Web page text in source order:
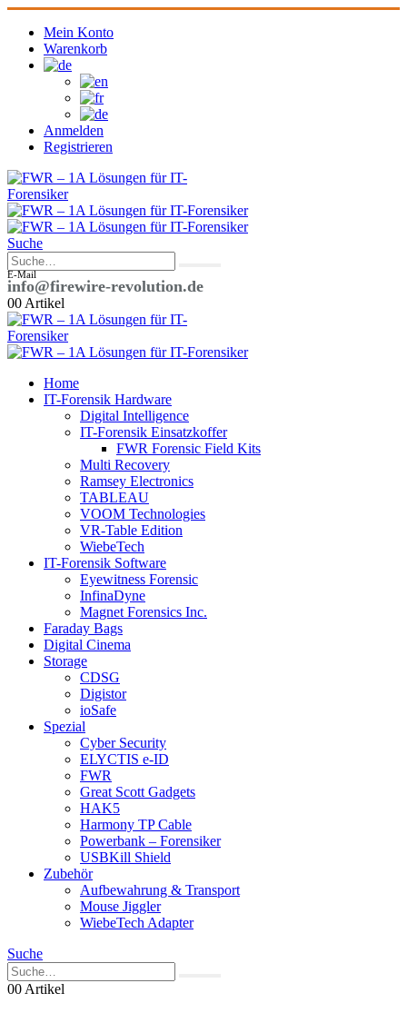
Mein Konto
Warenkorb
Anmelden
Registrieren
Suche
E-Mail
info@firewire-revolution.de
00 Artikel
Home
IT-Forensik Hardware
Digital Intelligence
IT-Forensik Einsatzkoffer
FWR Forensic Field Kits
Multi Recovery
Ramsey Electronics
TABLEAU
VOOM Technologies
VR-Table Edition
WiebeTech
IT-Forensik Software
Eyewitness Forensic
InfinaDyne
Magnet Forensics Inc.
Faraday Bags
Digital Cinema
Storage
CDSG
Digistor
ioSafe
Spezial
Cyber Security
ELYCTIS e-ID
FWR
Great Scott Gadgets
HAK5
Harmony TP Cable
Powerbank – Forensiker
USBKill Shield
Zubehör
Aufbewahrung & Transport
Mouse Jiggler
WiebeTech Adapter
Suche
00 Artikel